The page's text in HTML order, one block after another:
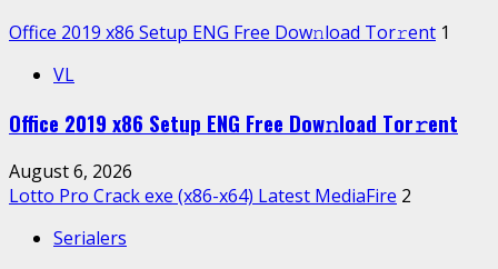
Office 2019 x86 Setup ENG Frее Dow𝚗load Tоr𝚛ent 1
VL
Office 2019 x86 Setup ENG Frее Dow𝚗load Tоr𝚛ent
August 6, 2026
Lotto Pro Crack exe (x86-x64) Latest MediaFire 2
Serialers